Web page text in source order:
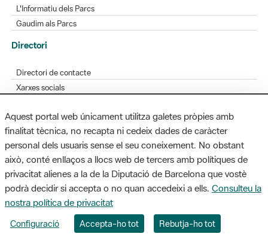
L'Informatiu dels Parcs
Gaudim als Parcs
Directori
Directori de contacte
Xarxes socials
Bústia de suggeriments
Opineu sobre els parcs
MAPA WEB AVÍS LEGAL ACCESSIBILITAT
Diputació de Barcelona. Edifici Llacuna, 1a planta. Badajoz, 49. 08005
Barcelona. Tel. 934 022 428 / xarxaparcs@diba.cat
Aquest portal web únicament utilitza galetes pròpies amb
finalitat tècnica, no recapta ni cedeix dades de caràcter
personal dels usuaris sense el seu coneixement. No obstant
això, conté enllaços a llocs web de tercers amb polítiques de
privacitat alienes a la de la Diputació de Barcelona que vostè
podrà decidir si accepta o no quan accedeixi a ells. Consulteu la
nostra política de privacitat
Configuració Accepta-ho tot Rebutja-ho tot